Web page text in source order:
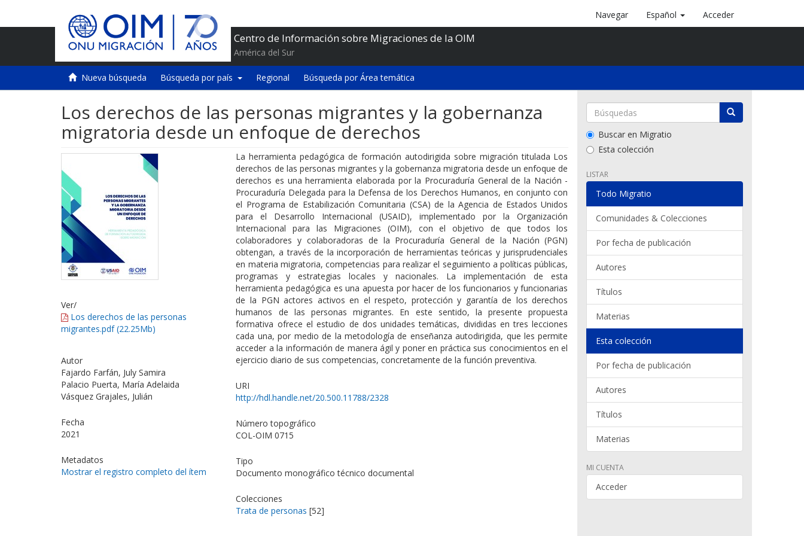
Centro de Información sobre Migraciones de la OIM
América del Sur
Navegar Español Acceder
Nueva búsqueda Búsqueda por país Regional Búsqueda por Área temática
Los derechos de las personas migrantes y la gobernanza
migratoria desde un enfoque de derechos
Ver/
Los derechos de las personas
migrantes.pdf (22.25Mb)
Autor
Fajardo Farfán, July Samira
Palacio Puerta, María Adelaida
Vásquez Grajales, Julián
Fecha
2021
Metadatos
Mostrar el registro completo del ítem
La herramienta pedagógica de formación autodirigida sobre migración titulada Los
derechos de las personas migrantes y la gobernanza migratoria desde un enfoque de
derechos es una herramienta elaborada por la Procuraduría General de la Nación -
Procuraduría Delegada para la Defensa de los Derechos Humanos, en conjunto con
el Programa de Estabilización Comunitaria (CSA) de la Agencia de Estados Unidos
para el Desarrollo Internacional (USAID), implementado por la Organización
Internacional para las Migraciones (OIM), con el objetivo de que todos los
colaboradores y colaboradoras de la Procuraduría General de la Nación (PGN)
obtengan, a través de la incorporación de herramientas teóricas y jurisprudenciales
en materia migratoria, competencias para realizar el seguimiento a políticas públicas,
programas y estrategias locales y nacionales. La implementación de esta
herramienta pedagógica es una apuesta por hacer de los funcionarios y funcionarias
de la PGN actores activos en el respeto, protección y garantía de los derechos
humanos de las personas migrantes. En este sentido, la presente propuesta
formativa ofrece el estudio de dos unidades temáticas, divididas en tres lecciones
cada una, por medio de la metodología de enseñanza autodirigida, que les permite
acceder a la información de manera ágil y poner en práctica sus conocimientos en el
ejercicio diario de sus competencias, concretamente de la función preventiva.
URI
http://hdl.handle.net/20.500.11788/2328
Número topográfico
COL-OIM 0715
Tipo
Documento monográfico técnico documental
Colecciones
Trata de personas [52]
Buscar en Migratio
Esta colección
LISTAR
Todo Migratio
Comunidades & Colecciones
Por fecha de publicación
Autores
Títulos
Materias
Esta colección
Por fecha de publicación
Autores
Títulos
Materias
MI CUENTA
Acceder